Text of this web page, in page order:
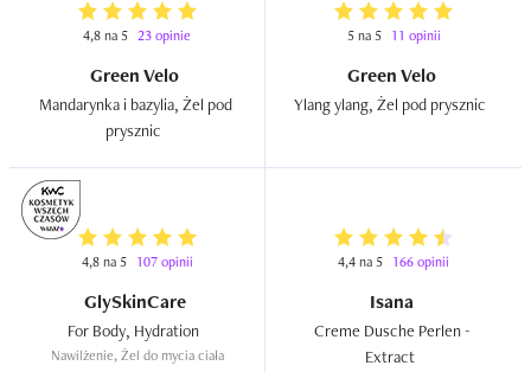
4,8 na 5 23 opinie
Green Velo
Mandarynka i bazylia, Żel pod
5 na 5 11 opinii
Green Velo
4,8 na 5 107 opinii
GlySkinCare
Nawilżenie, Żel do mycia ciała
4,4 na 5 166 opinii
Isana
Creme Dusche Perlen -